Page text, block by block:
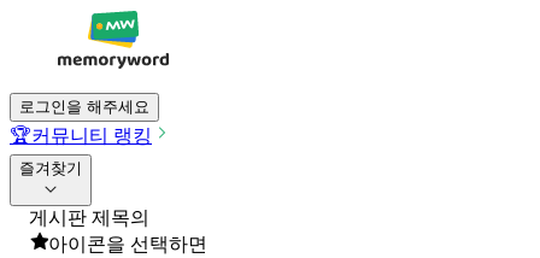
로그인을 해주세요
🏆커뮤니티 랭킹
즐겨찾기
게시판 제목의
아이콘을 선택하면